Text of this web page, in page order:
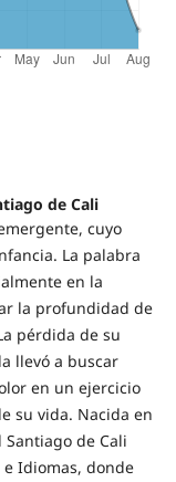
de Cali
cuyo
La palabra
en la
la profundidad de
pérdida de su
llevó a buscar
en un ejercicio
su vida. Nacida en
de Cali
e Idiomas, donde